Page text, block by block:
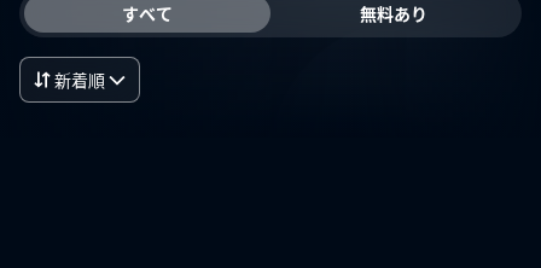
すべて 無料あり
新着順